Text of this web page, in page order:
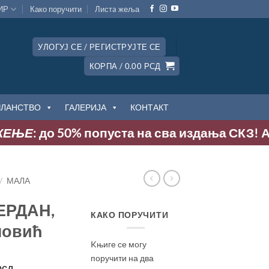
Како поручити Листa жеља
УЛОГУЈ СЕ / РЕГИСТРУЈТЕ СЕ
КОРПА / 0.00 РСД
ГАЛЕРИЈА КОНТАКТ
до 50% попуста на сва издања СКЗ! Акција
/ МАЛА
КАКО ПОРУЧИТИ
Kњиге се могу
поручити на два